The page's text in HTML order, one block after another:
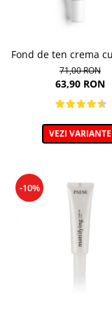
Fond de ten crema cu
DD Cream, 1N Ivory
71,00 RON
63,90 RON
VEZI VARIANTE
-10%